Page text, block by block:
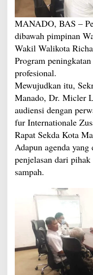
MANADO, BAS –
dibawah pimpinan
Wakil Walikota
Program
profesional.
Mewujudkan itu,
Manado, Dr. Micler
audiensi dengan
fur Internationale
Rapat Sekda Kota
Adapun agenda
penjelasan dari
sampah.